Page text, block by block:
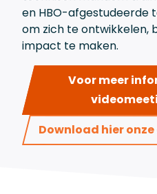
en HBO-afgestudeerde
om zich te ontwikkelen,
impact te maken.
Voor meer
Download hier